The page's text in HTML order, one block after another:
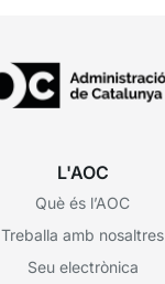
L'AOC
Què és l’AOC
Treballa amb nosaltres
Seu electrònica